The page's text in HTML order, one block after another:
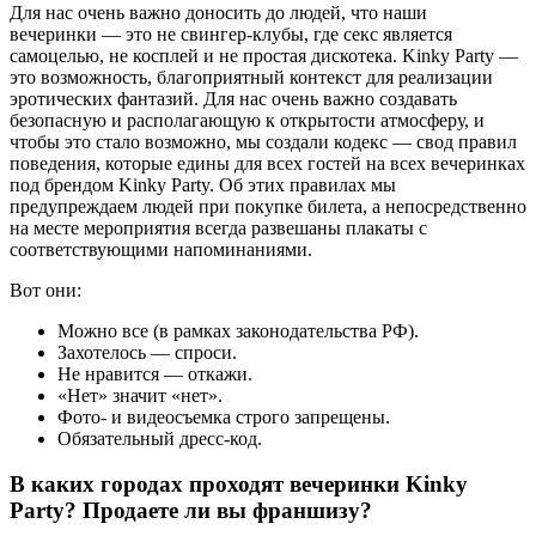
Для нас очень важно доносить до людей, что наши
вечеринки — это не свингер-клубы, где секс является
самоцелью, не косплей и не простая дискотека. Kinky Party —
это возможность, благоприятный контекст для реализации
эротических фантазий. Для нас очень важно создавать
безопасную и располагающую к открытости атмосферу, и
чтобы это стало возможно, мы создали кодекс — свод правил
поведения, которые едины для всех гостей на всех вечеринках
под брендом Kinky Party. Об этих правилах мы
предупреждаем людей при покупке билета, а непосредственно
на месте мероприятия всегда развешаны плакаты с
соответствующими напоминаниями.
Вот они:
Можно все (в рамках законодательства РФ).
Захотелось — спроси.
Не нравится — откажи.
«Нет» значит «нет».
Фото- и видеосъемка строго запрещены.
Обязательный дресс-код.
В каких городах проходят вечеринки Kinky
Party? Продаете ли вы франшизу?